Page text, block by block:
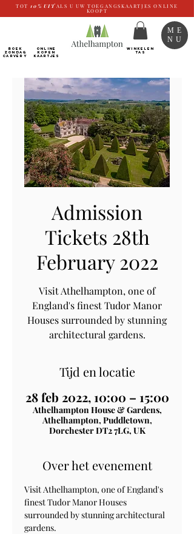
TOT 10% UIT ALS U UW TOEGANGSKAARTJES ONLINE
KOOPT
BOEK
ZONDAG
CARVERY
ONLINE
kopen
Kaartjes
WINKELEN
TAS
ME
NU
Admission
Tickets 28th
February 2022
Visit Athelhampton, one of
England's finest Tudor Manor
Houses surrounded by stunning
architectural gardens.
Tijd en locatie
28 feb 2022, 10:00 – 15:00
Athelhampton House & Gardens,
Athelhampton, Puddletown,
Dorchester DT2 7LG, UK
Over het evenement
Visit Athelhampton, one of England's
finest Tudor Manor Houses
surrounded by stunning architectural
gardens.